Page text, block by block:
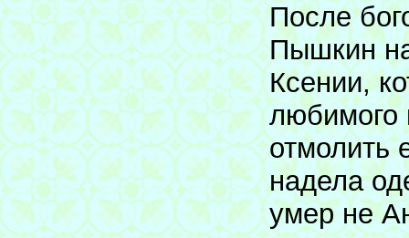
После
Пышкин
Ксении,
любимого
отмолить
надела
умер не